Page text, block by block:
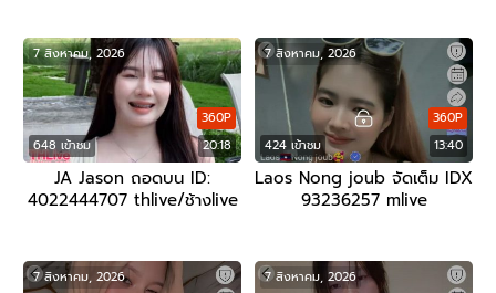
648 เข้าชม 20:18
360P
7 สิงหาคม, 2026
JA Jason ถอดบน ID:
4022444707 thlive/ช้างlive
424 เข้าชม 13:40
360P
7 สิงหาคม, 2026
Laos Nong joub จัดเต็ม IDX
93236257 mlive
7 สิงหาคม, 2026 7 สิงหาคม, 2026